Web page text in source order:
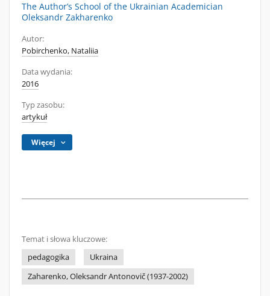
The Author’s School of the Ukrainian Academician
Oleksandr Zakharenko
Autor:
Pobirchenko, Nataliia
Data wydania:
2016
Typ zasobu:
artykuł
Więcej
Temat i słowa kluczowe:
pedagogika
Ukraina
Zaharenko, Oleksandr Antonovič (1937-2002)